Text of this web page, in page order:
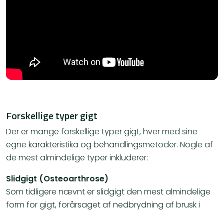
Forskellige typer gigt
Der er mange forskellige typer gigt, hver med sine
egne karakteristika og behandlingsmetoder. Nogle af
de mest almindelige typer inkluderer:
Slidgigt (Osteoarthrose)
Som tidligere nævnt er slidgigt den mest almindelige
form for gigt, forårsaget af nedbrydning af brusk i